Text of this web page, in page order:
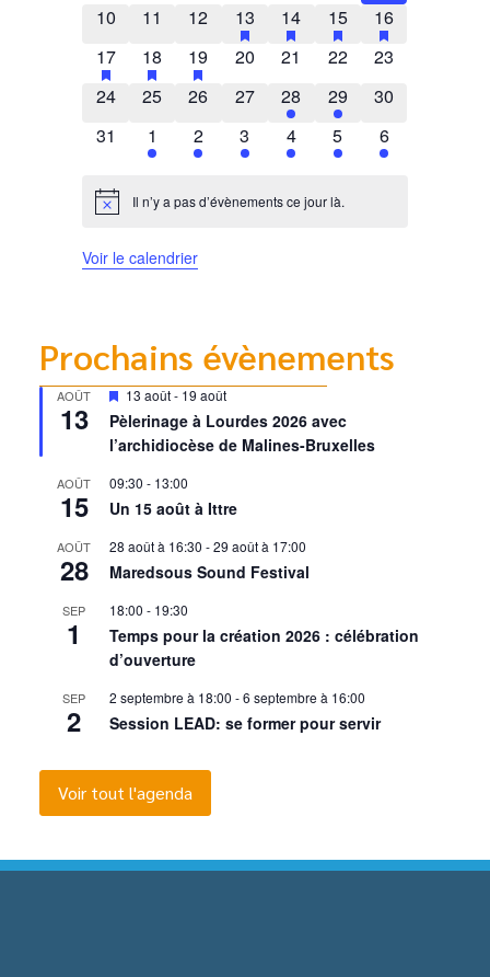
0 évènements
10 0 évènements
11 0 évènements
12 1 évènement
13has featured évènements
1 évènement
14has featured évènements
2 évènements
15has featured
1 évènement
16has featured
1 évènement
17has featured évènements
1 évènement
18has featured évènements
1 évènement
19has featured évènements
0 évènements
20 0 évènements
21 0 évènements
22 0 évènements
23
0 évènements
24 0 évènements
25 0 évènements
26 0 évènements
27 1 évènement
28 1 évènement
29 0 évènements
30
0 évènements
31 1 évènement
1 1 évènement
2 2 évènements
3 1 évènement
4 1 évènement
5 1 évènement
6
Notice Il n’y a pas d’évènements ce jour là.
Voir le calendrier
Prochains évènements
AOÛT
13
Mis
en
avant
13 août- 19 août
Pèlerinage à Lourdes 2026 avec
l’archidiocèse de Malines-Bruxelles
AOÛT
15
09:30 - 13:00
Un 15 août à Ittre
AOÛT
28
28 août à 16:30 -29 août à 17:00
Maredsous Sound Festival
SEP
1
18:00 - 19:30
Temps pour la création 2026 : célébration
d’ouverture
SEP
2
2 septembre à 18:00 -6 septembre à 16:00
Session LEAD: se former pour servir
Voir tout l'agenda